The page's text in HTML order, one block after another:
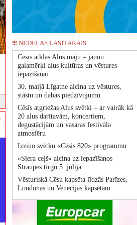
NEDĒĻAS LASĪTĀKAIS
Cēsīs atklās Alus māju – jaunu
galamērķi alus kultūras un vēstures
iepazīšanai
30. maijā Līgatne aicina uz vēstures,
stāstu un dabas piedzīvojumu
Cēsīs atgriežas Alus svētki – ar vairāk kā
20 alus darītavām, koncertiem,
degustācijām un vasaras festivāla
atmosfēru
Izziņo svētku «Cēsis 820» programmu
«Siera ceļš» aicina uz iepazīšanos
Straupes tirgū 5. jūlijā
Vēsturiskā Cēsu kapsēta līdzās Parīzes,
Londonas un Venēcijas kapsētām